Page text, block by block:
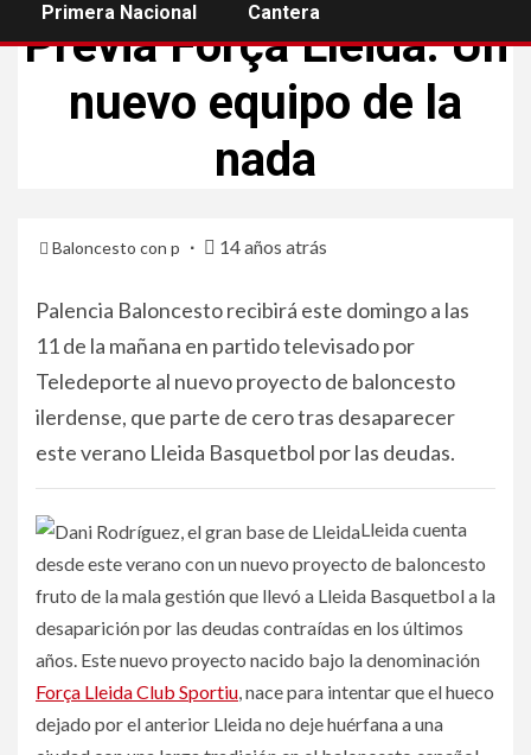
Primera Nacional Cantera
Previa Força Lleida: Un
nuevo equipo de la
nada
Baloncesto con p 14 años atrás
Palencia Baloncesto recibirá este domingo a las
11 de la mañana en partido televisado por
Teledeporte al nuevo proyecto de baloncesto
ilerdense, que parte de cero tras desaparecer
este verano Lleida Basquetbol por las deudas.
Lleida cuenta
desde este verano con un nuevo proyecto de baloncesto
fruto de la mala gestión que llevó a Lleida Basquetbol a la
desaparición por las deudas contraídas en los últimos
años. Este nuevo proyecto nacido bajo la denominación
Força Lleida Club Sportiu, nace para intentar que el hueco
dejado por el anterior Lleida no deje huérfana a una